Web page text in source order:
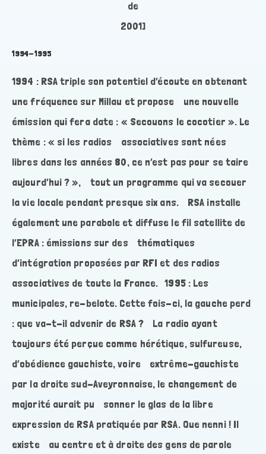
de
2001]
1994-1995
1994 : RSA triple son potentiel d’écoute en obtenant
une fréquence sur Millau et propose une nouvelle
émission qui fera date : « Secouons le cocotier ». Le
thème : « si les radios associatives sont nées
libres dans les années 80, ce n’est pas pour se taire
aujourd’hui ? », tout un programme qui va secouer
la vie locale pendant presque six ans. RSA installe
également une parabole et diffuse le fil satellite de
l’EPRA : émissions sur des thématiques
d’intégration proposées par RFI et des radios
associatives de toute la France. 1995 : Les
municipales, re-belote. Cette fois-ci, la gauche perd
: que va-t-il advenir de RSA ? La radio ayant
toujours été perçue comme hérétique, sulfureuse,
d’obédience gauchiste, voire extrême-gauchiste
par la droite sud-Aveyronnaise, le changement de
majorité aurait pu sonner le glas de la libre
expression de RSA pratiquée par RSA. Que nenni ! Il
existe au centre et à droite des gens de parole